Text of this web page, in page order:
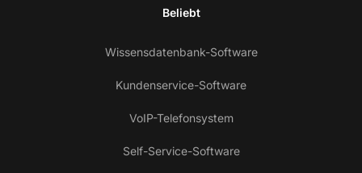
Beliebt
Wissensdatenbank-Software
Kundenservice-Software
VoIP-Telefonsystem
Self-Service-Software